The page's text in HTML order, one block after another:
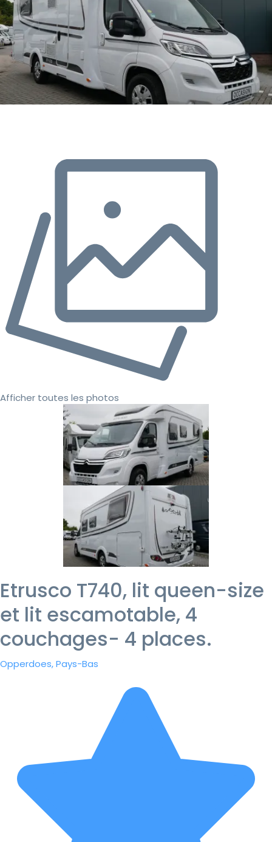
Afficher toutes les photos
Etrusco T740, lit queen-size
et lit escamotable, 4
couchages- 4 places.
Opperdoes, Pays-Bas